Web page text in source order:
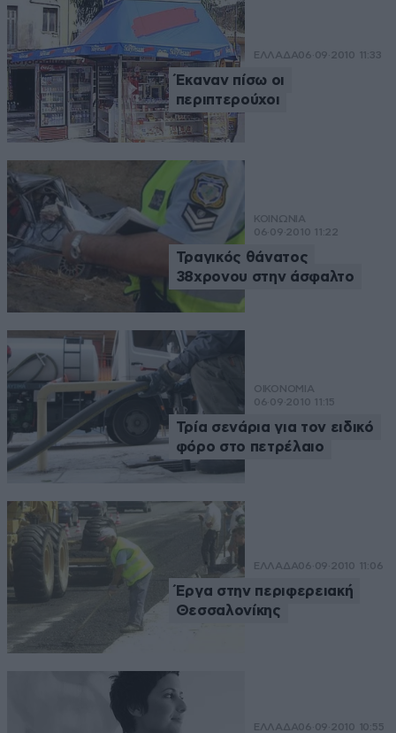
ΕΛΛΑΔΑ06·09·2010 11:33
Έκαναν πίσω οι
περιπτερούχοι
ΚΟΙΝΩΝΙΑ
06·09·2010 11:22
Τραγικός θάνατος
38χρονου στην άσφαλτο
ΟΙΚΟΝΟΜΙΑ
06·09·2010 11:15
Τρία σενάρια για τον ειδικό
φόρο στο πετρέλαιο
ΕΛΛΑΔΑ06·09·2010 11:06
Έργα στην περιφερειακή
Θεσσαλονίκης
ΕΛΛΑΔΑ06·09·2010 10:55